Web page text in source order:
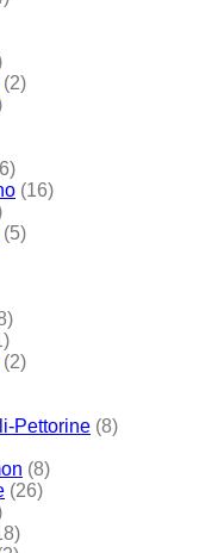
(2)
(16)
(5)
(2)
Pettorine (8)
(8)
(26)